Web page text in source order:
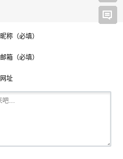
昵称（必填）
邮箱（必填）
网址